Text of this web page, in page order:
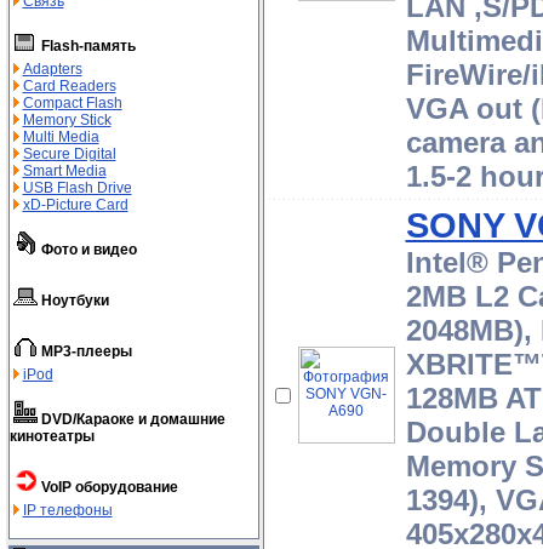
Flash-память
Adapters
Card Readers
Compact Flash
Memory Stick
Multi Media
Secure Digital
Smart Media
USB Flash Drive
xD-Picture Card
Фото и видео
Ноутбуки
MP3-плееры
iPod
DVD/Караоке и домашние
кинотеатры
VoIP оборудование
IP телефоны
LAN ,S/
FireWire/
VGA out
camera
1.5-2
SONY
Intel®
2MB L2
128MB
Double
Memory
1394),